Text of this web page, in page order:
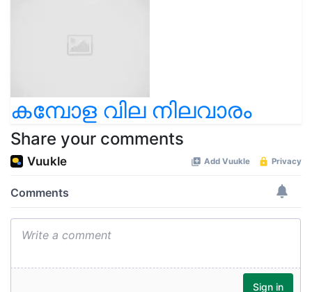
കമ്പോള വില നിലവാരം
Share your comments